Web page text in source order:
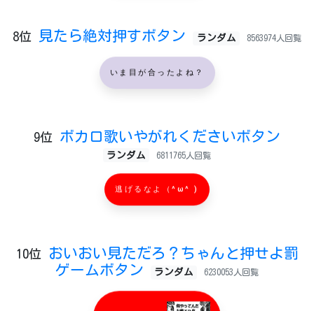
8位 見たら絶対押すボタン ランダム 8563974人回覧
いま目が合ったよね？
9位 ボカロ歌いやがれくださいボタン
ランダム 6811765人回覧
逃げるなよ（^ω^ )
10位
おいおい見ただろ？ちゃんと押せよ罰
ゲームボタン
ランダム 6230053人回覧